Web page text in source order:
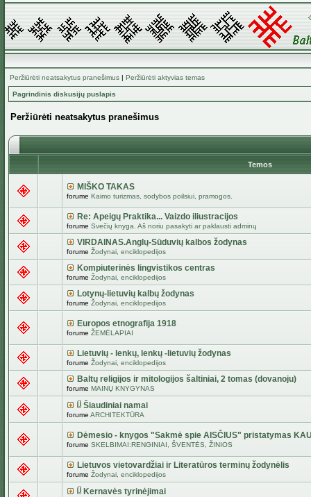
Peržiūrėti neatsakytus pranešimus | Peržiūrėti aktyvias temas
Pagrindinis diskusijų puslapis
Peržiūrėti neatsakytus pranešimus
Temos
MIŠKO TAKAS
forume Kaimo turizmas, sodybos poilsiui, pramogos.
Re: Apeigų Praktika... Vaizdo iliustracijos
forume Svečių knyga. Aš noriu pasakyti ar paklausti adminų
VIRDAINAS.Anglų-Sūduvių kalbos žodynas
forume Žodynai, enciklopedijos
Kompiuterinės lingvistikos centras
forume Žodynai, enciklopedijos
Lotynų-lietuvių kalbų žodynas
forume Žodynai, enciklopedijos
Europos etnografija 1918
forume ŽEMĖLAPIAI
Lietuvių - lenkų, lenkų -lietuvių žodynas
forume Žodynai, enciklopedijos
Baltų religijos ir mitologijos šaltiniai, 2 tomas (dovanoju)
forume MAINŲ KNYGYNAS
Šiaudiniai namai
forume ARCHITEKTŪRA
Dėmesio - knygos "Sakmė spie AISČIUS" pristatymas
forume SKELBIMAI:RENGINIAI, ŠVENTĖS, ŽINIOS
Lietuvos vietovardžiai ir Literatūros terminų žodynėlis
forume Žodynai, enciklopedijos
Kernavės tyrinėjimai